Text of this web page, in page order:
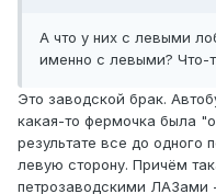
А что у них с левыми
именно с левыми? Что-
Это заводской брак.
какая-то фермочка была
результате все до одного
левую сторону. Причём
петрозаводскими ЛАЗами